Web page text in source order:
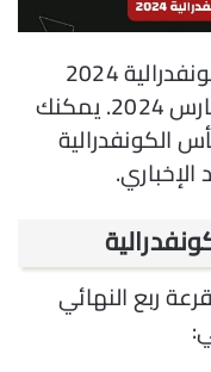
تم إجراء قرعة ربع نهائي كأس الكونفدرالية 2024
صباح اليوم الثلاثاء الموافق 12 مارس 2024. يمكنك
الكونفدرالية
ربع النهائي